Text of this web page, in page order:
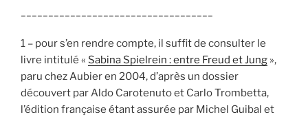
1 – pour s’en rendre compte, il suffit de consulter le
livre intitulé « Sabina Spielrein : entre Freud et Jung »,
paru chez Aubier en 2004, d’après un dossier
découvert par Aldo Carotenuto et Carlo Trombetta,
l’édition française étant assurée par Michel Guibal et